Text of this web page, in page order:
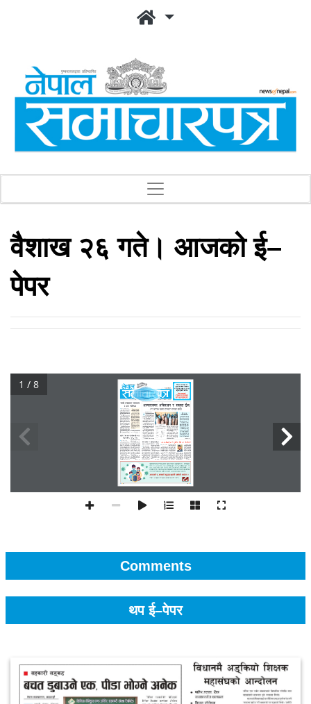
वैशाख २६ गते। आजको ई–
पेपर
1 / 8
Comments
थप ई–पेपर